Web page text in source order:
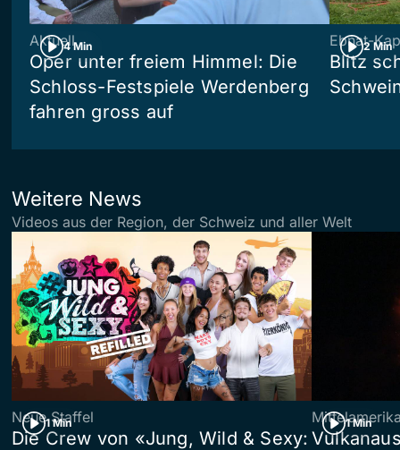
4 Min
Aktuell
Oper unter freiem Himmel: Die
Schloss-Festspiele Werdenberg
fahren gross auf
2 Min
Ebnat-
Blitz
Weitere News
Videos aus der Region, der Schweiz und aller Welt
1 Min
Neue Staffel
Die Crew von «Jung, Wild & Sexy:
1 Min